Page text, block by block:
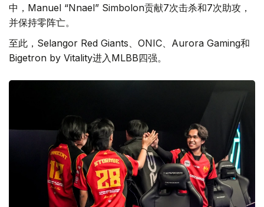
中，Manuel “Nnael” Simbolon贡献7次击杀和7次助攻，
并保持零阵亡。
至此，Selangor Red Giants、ONIC、Aurora Gaming和
Bigetron by Vitality进入MLBB四强。